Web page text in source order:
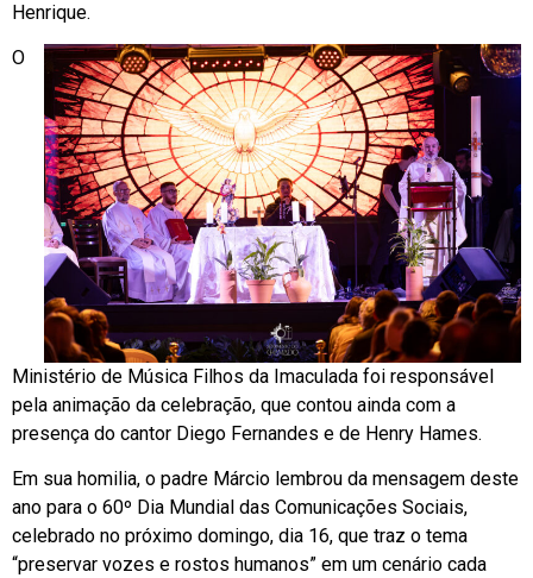
Henrique.
O
Ministério de Música Filhos da Imaculada foi responsável
pela animação da celebração, que contou ainda com a
presença do cantor Diego Fernandes e de Henry Hames.
Em sua homilia, o padre Márcio lembrou da mensagem deste
ano para o 60º Dia Mundial das Comunicações Sociais,
celebrado no próximo domingo, dia 16, que traz o tema
“preservar vozes e rostos humanos” em um cenário cada